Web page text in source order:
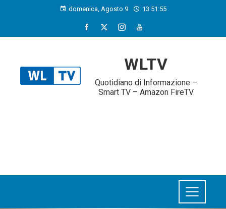
domenica, Agosto 9 13:51:56
WLTV
Quotidiano di Informazione –
Smart TV – Amazon FireTV